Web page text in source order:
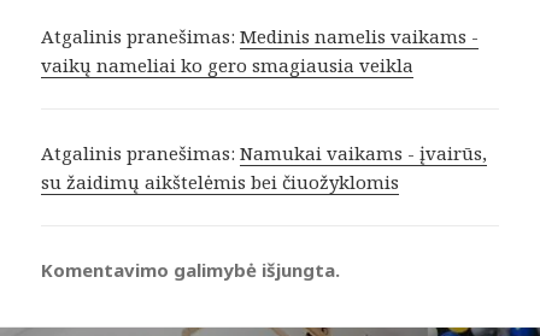
Atgalinis pranešimas:Medinis namelis vaikams -
vaikų nameliai ko gero smagiausia veikla
Atgalinis pranešimas:Namukai vaikams - įvairūs,
su žaidimų aikštelėmis bei čiuožyklomis
Komentavimo galimybė išjungta.